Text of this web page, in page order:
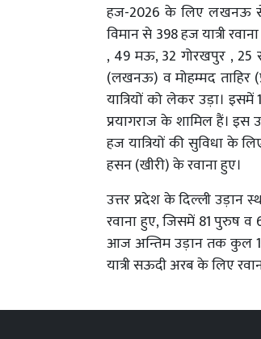
हज-2026 के लिए लखनऊ से
विमान से 398 हज यात्री
, 49 मऊ, 32 गोरखपुर , 25
(लखनऊ) व मोहम्मद ताहिर
यात्रियों को लेकर उड़ा।
प्रयागराज के शामिल हैं। इस
हज यात्रियों की सुविधा के
हसन (खीरी) के रवाना हुए।
उत्तर प्रदेश के दिल्ली उड़ान
रवाना हुए, जिसमें 81 पुरुष
आज अन्तिम उड़ान तक कुल
यात्री सऊदी अरब के लिए